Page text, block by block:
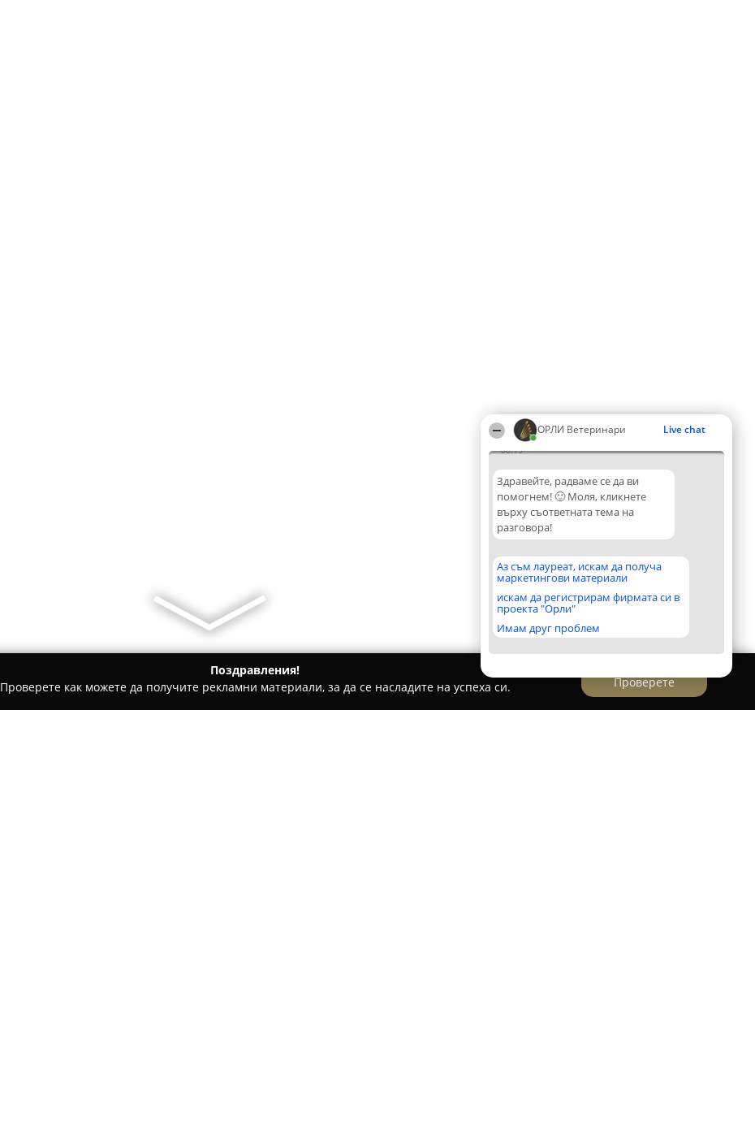
ОРЛИ Ветеринари Live chat
06:19
Здравейте, радваме се да ви
помогнем! 🙂 Моля, кликнете
върху съответната тема на
разговора!
Аз съм лауреат, искам да получа
маркетингови материали
искам да регистрирам фирмата си в
проекта "Орли"
Имам друг проблем
Поздравления!
Проверете как можете да получите рекламни материали, за да се насладите на успеха си.
Проверете